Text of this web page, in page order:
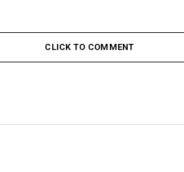
CLICK TO COMMENT